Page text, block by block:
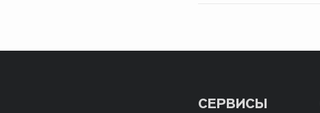
СЕРВИСЫ